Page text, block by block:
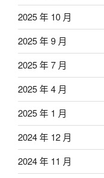
2025 年 10 月
2025 年 9 月
2025 年 7 月
2025 年 4 月
2025 年 1 月
2024 年 12 月
2024 年 11 月